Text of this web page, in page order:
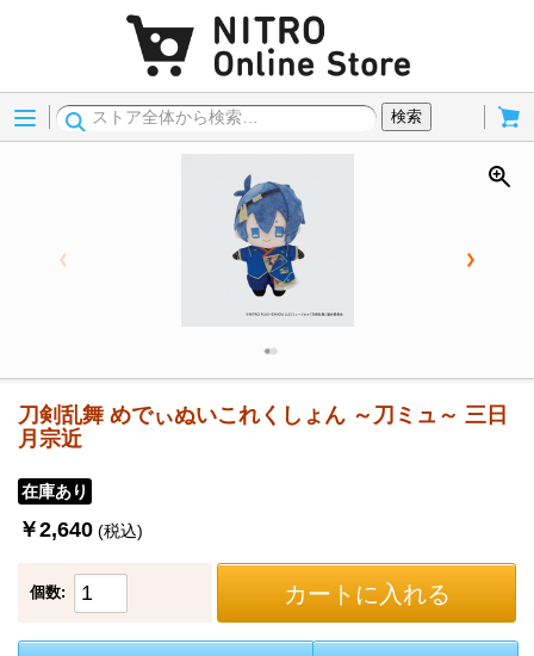
Menu
検索
刀剣乱舞 めでぃぬいこれくしょん ～刀ミュ～ 三日
月宗近
在庫あり
￥2,640 (税込)
個数: カートに入れる